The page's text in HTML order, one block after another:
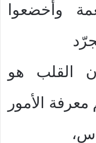
وأخضعوا
القلب هو
الأمور